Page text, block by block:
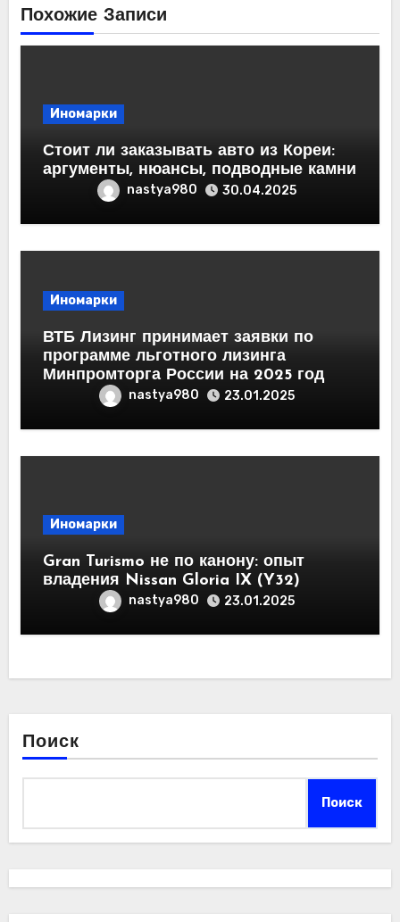
Похожие Записи
Иномарки
Стоит ли заказывать авто из Кореи:
аргументы, нюансы, подводные камни
nastya980 30.04.2025
Иномарки
ВТБ Лизинг принимает заявки по
программе льготного лизинга
Минпромторга России на 2025 год
nastya980 23.01.2025
Иномарки
Gran Turismo не по канону: опыт
владения Nissan Gloria IX (Y32)
nastya980 23.01.2025
Поиск
Поиск